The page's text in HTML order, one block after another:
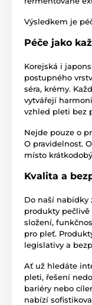
Výsledkem je
Péče jako
Korejská i
postupného
séra, krémy.
vytvářejí
vzhled pleti bez
Nejde pouze o
O pravidelnost.
místo
Kvalita a
Do naší nabídky
produkty pečlivě
složení,
pro pleť.
legislativy a
Ať už hledáte
pleti, řešení
bariéry nebo
nabízí